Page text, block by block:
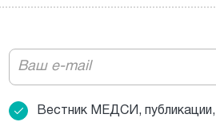
Вестник МЕДСИ, публикации,